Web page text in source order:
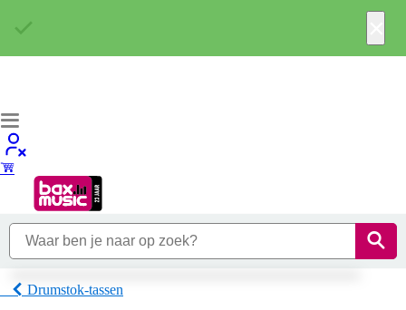
Drumstok-tassen